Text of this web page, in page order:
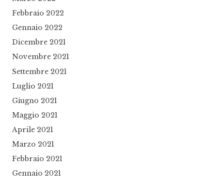
Febbraio 2022
Gennaio 2022
Dicembre 2021
Novembre 2021
Settembre 2021
Luglio 2021
Giugno 2021
Maggio 2021
Aprile 2021
Marzo 2021
Febbraio 2021
Gennaio 2021